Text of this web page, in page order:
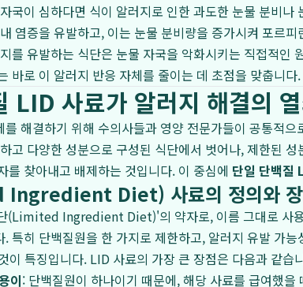
국이 심하다면 식이 알러지로 인한 과도한 눈물 분비나
염증을 유발하고, 이는 눈물 분비량을 증가시켜 포르
를 유발하는 식단은 눈물 자국을 악화시키는 직접적인
바로 이 알러지 반응 자체를 줄이는 데 초점을 맞춥니다.
LID 사료가 알러지 해결의
해결하기 위해 수의사들과 영양 전문가들이 공통적
고 다양한 성분으로 구성된 식단에서 벗어나, 제한된
를 찾아내고 배제하는 것입니다. 이 중심에 단일 단백질
Diet) 사료의 정의와
(Limited Ingredient Diet)'의 약자로, 이름 그대로 사
특히 단백질원을 한 가지로 제한하고, 알러지 유발 가
이 특징입니다. LID 사료의 가장 큰 장점은 다음과 같습
이: 단백질원이 하나이기 때문에, 해당 사료를 급여했을